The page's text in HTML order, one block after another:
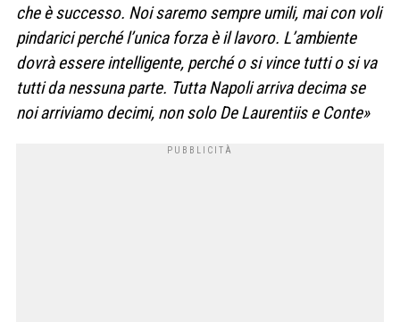
che è successo. Noi saremo sempre umili, mai con voli
pindarici perché l’unica forza è il lavoro. L’ambiente
dovrà essere intelligente, perché o si vince tutti o si va
tutti da nessuna parte. Tutta Napoli arriva decima se
noi arriviamo decimi, non solo De Laurentiis e Conte»